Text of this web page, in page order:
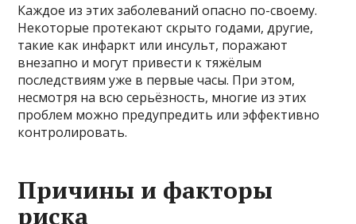
Каждое из этих заболеваний опасно по-своему.
Некоторые протекают скрыто годами, другие,
такие как инфаркт или инсульт, поражают
внезапно и могут привести к тяжёлым
последствиям уже в первые часы. При этом,
несмотря на всю серьёзность, многие из этих
проблем можно предупредить или эффективно
контролировать.
Причины и факторы
риска